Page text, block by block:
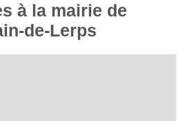
à la mairie de
de-Lerps